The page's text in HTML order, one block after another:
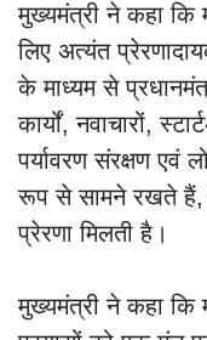
मुख्यमंत्री ने कहा कि
लिए अत्यंत
के माध्यम से
कार्यों, नवाचारों,
पर्यावरण संरक्षण एवं
रूप से सामने रखते हैं,
प्रेरणा मिलती है।
मुख्यमंत्री ने कहा